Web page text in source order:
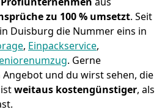
zu 100 % umsetzt. Seit
Duisburg die Nummer eins in
, Einpackservice,
. Gerne
und du wirst sehen, die
weitaus kostengünstiger, als